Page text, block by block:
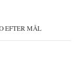
EFTER MÅL